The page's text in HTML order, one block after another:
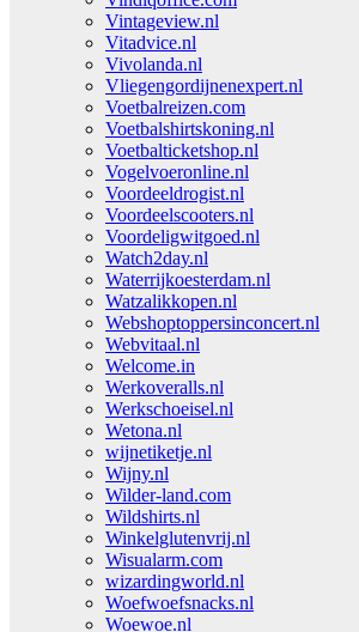
Vintageview.nl
Vitadvice.nl
Vivolanda.nl
Vliegengordijnenexpert.nl
Voetbalreizen.com
Voetbalshirtskoning.nl
Voetbalticketshop.nl
Vogelvoeronline.nl
Voordeeldrogist.nl
Voordeelscooters.nl
Voordeligwitgoed.nl
Watch2day.nl
Waterrijkoesterdam.nl
Watzalikkopen.nl
Webshoptoppersinconcert.nl
Webvitaal.nl
Welcome.in
Werkoveralls.nl
Werkschoeisel.nl
Wetona.nl
wijnetiketje.nl
Wijny.nl
Wilder-land.com
Wildshirts.nl
Winkelglutenvrij.nl
Wisualarm.com
wizardingworld.nl
Woefwoefsnacks.nl
Woewoe.nl